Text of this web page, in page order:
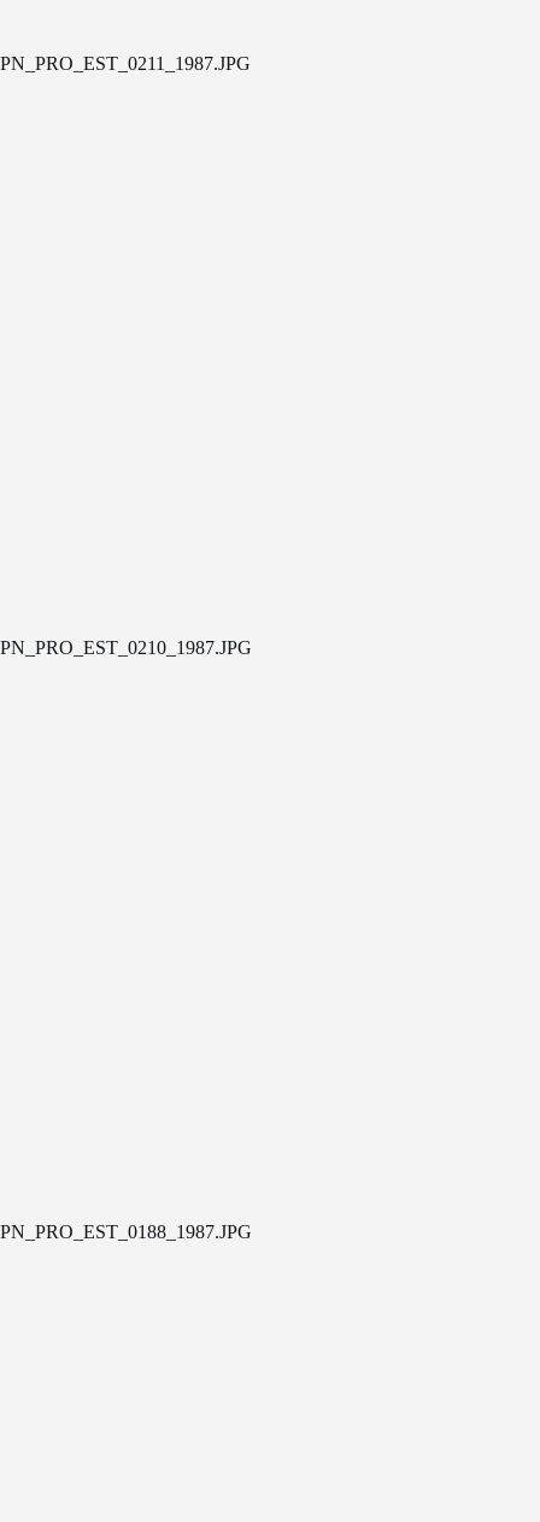
PN_PRO_EST_0211_1987.JPG
PN_PRO_EST_0210_1987.JPG
PN_PRO_EST_0188_1987.JPG